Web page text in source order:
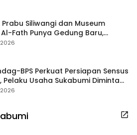
Prabu Siliwangi dan Museum
Fath Punya Gedung Baru,
Koleksi Dipisahkan
BPS Perkuat Persiapan Sensus
Pelaku Usaha Sukabumi Diminta
Data